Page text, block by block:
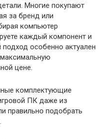
Многие покупают
за бренд или
компьютер
каждый компонент и
особенно актуален
максимальную
цене.
комплектующие
ПК даже из
правильно подобрать